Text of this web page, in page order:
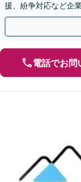
援、紛争対応など企
走し、依頼者さまの
電話でお問